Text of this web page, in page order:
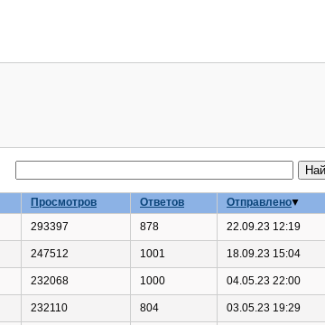
Просмотров Ответов
Отправлено
293397 878 22.09.23 12:19
247512 1001 18.09.23 15:04
232068 1000 04.05.23 22:00
232110 804 03.05.23 19:29